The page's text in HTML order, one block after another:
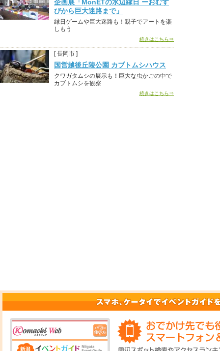
企画展「MonETの水辺縁日 ーおむす
びから巨大迷路まで」
縁日ゲームや巨大迷路も！親子でアートを楽
しもう
続きはこちら⇒
[ 長岡市 ]
国営越後丘陵公園 カブトムシハウス
クワガタムシの展示も！巨大な虫かごの中で
カブトムシを観察
続きはこちら⇒